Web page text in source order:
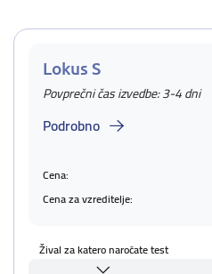
Lokus S
Povprečni čas izvedbe: 3-4 dni
Podrobno
Cena:
Cena za vzreditelje:
Žival za katero naročate test